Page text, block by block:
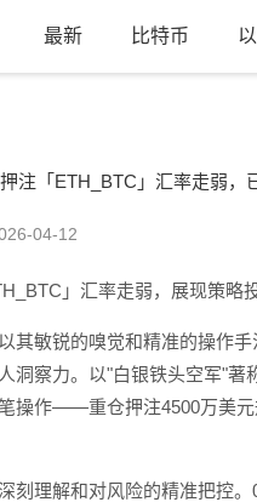
最新 比特币
注「ETH_BTC」汇率走弱，
04-12
」汇率走弱，展现策略
其敏锐的嗅觉和精准的操作
洞察力。以"白银铁头空军"
操作——重仓押注4500万美
刻理解和对风险的精准把控